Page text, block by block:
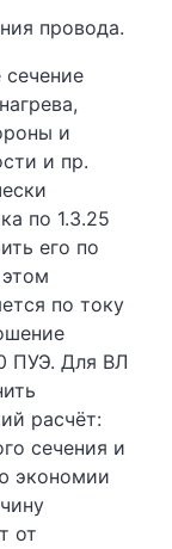
провода.
и
и пр.
по 1.3.25
его по
по току
ПУЭ. Для ВЛ
расчёт:
сечения и
экономии
от